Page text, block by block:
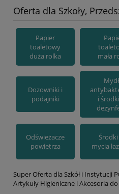
Oferta dla Szkoły,
Papier
toaletowy
duża rolka
mała
Dozowniki i
podajniki
i
Odświeżacze
powietrza
mycia
Super Oferta dla Szkół i Instytucji
Artykuły Higieniczne i Akcesoria